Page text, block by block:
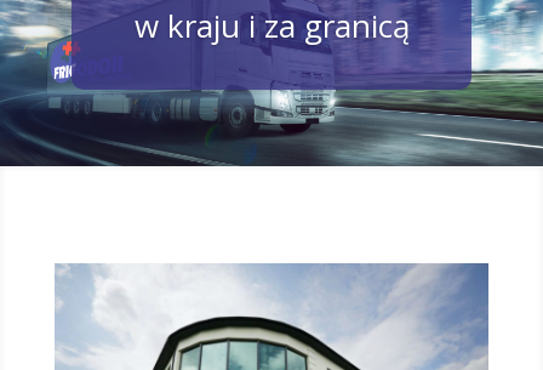
w kraju i za granicą